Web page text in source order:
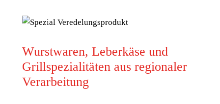
Wurstwaren, Leberkäse und
Grillspezialitäten aus regionaler
Verarbeitung